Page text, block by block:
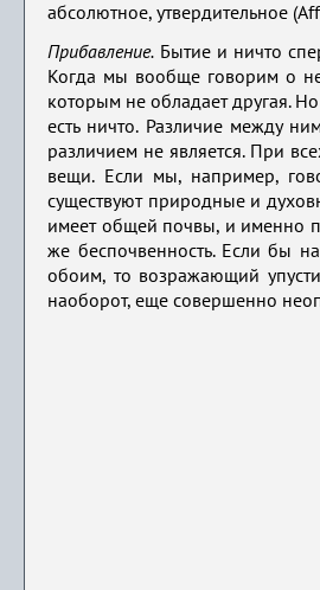
абсолютное, утвердительное
Прибавление. Бытие и ничто
Когда мы вообще говорим о
которым не обладает другая.
есть ничто. Различие между
различием не является. При
вещи. Если мы, например,
существуют природные и
имеет общей почвы, и именно
же беспочвенность. Если бы
обоим, то возражающий
наоборот, еще совершенно